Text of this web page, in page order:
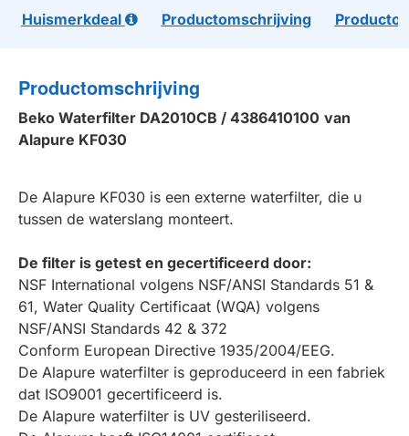
Huismerkdeal Productomschrijving
Productomschrijving
Beko Waterfilter DA2010CB / 4386410100 van
Alapure KF030
De Alapure KF030 is een externe waterfilter, die u
tussen de waterslang monteert.
De filter is getest en gecertificeerd door:
NSF International volgens NSF/ANSI Standards 51 &
61, Water Quality Certificaat (WQA) volgens
NSF/ANSI Standards 42 & 372
Conform European Directive 1935/2004/EEG.
De Alapure waterfilter is geproduceerd in een fabriek
dat ISO9001 gecertificeerd is.
De Alapure waterfilter is UV gesteriliseerd.